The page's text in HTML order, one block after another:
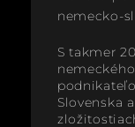
nemecko-
S takmer
Slovenska